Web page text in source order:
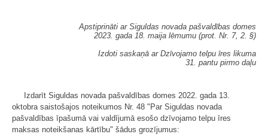
Apstiprināti ar Siguldas novada pašvaldības domes
2023. gada 18. maija lēmumu (prot. Nr. 7, 2. §)
Izdoti saskaņā ar Dzīvojamo telpu īres likuma
31. pantu pirmo daļu
Izdarīt Siguldas novada pašvaldības domes 2022. gada 13.
oktobra saistošajos noteikumos Nr. 48 "Par Siguldas novada
pašvaldības īpašumā vai valdījumā esošo dzīvojamo telpu īres
maksas noteikšanas kārtību" šādus grozījumus: